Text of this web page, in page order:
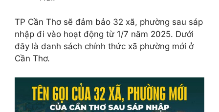
TP Cần Thơ sẽ đảm bảo 32 xã, phường sau sáp
nhập đi vào hoạt động từ 1/7 năm 2025. Dưới
đây là danh sách chính thức xã phường mới ở
Cần Thơ.